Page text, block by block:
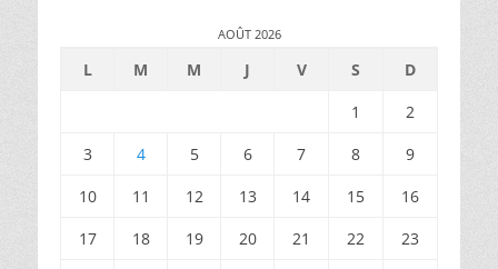
AOÛT 2026
L M M J V S
D
1
2
3
4 5 6 7 8
9
10
11 12 13 14 15
16
17
18 19 20 21 22 23